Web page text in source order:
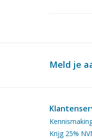
Meld je
Krijg 25%